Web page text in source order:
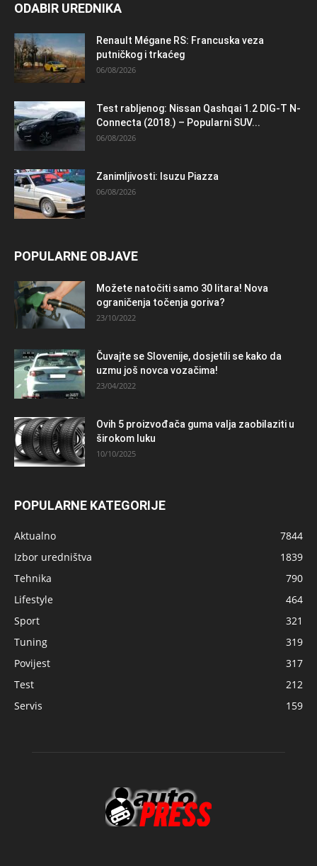
ODABIR UREDNIKA
Renault Mégane RS: Francuska veza
putničkog i trkaćeg
06/08/2026
Test rabljenog: Nissan Qashqai 1.2 DIG-T N-
Connecta (2018.) – Popularni SUV...
06/08/2026
Zanimljivosti: Isuzu Piazza
06/08/2026
POPULARNE OBJAVE
Možete natočiti samo 30 litara! Nova
ograničenja točenja goriva?
23/10/2022
Čuvajte se Slovenije, dosjetili se kako da
uzmu još novca vozačima!
23/04/2022
Ovih 5 proizvođača guma valja zaobilaziti u
širokom luku
10/10/2025
POPULARNE KATEGORIJE
Aktualno
7844
Izbor uredništva
1839
Tehnika
790
Lifestyle
464
Sport
321
Tuning
319
Povijest
317
Test
212
Servis
159